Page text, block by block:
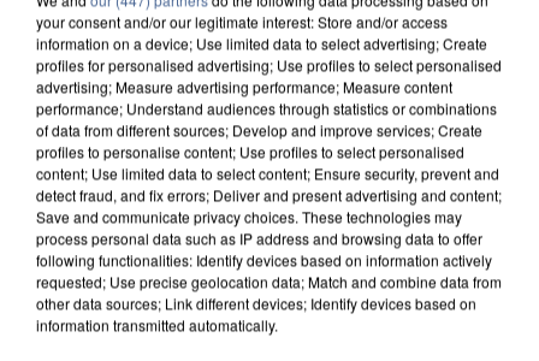
APRÈS TOUTES CES CANICULES, LES REFUGES
your consent and/or our legitimate interest: Store and/or access
information on a device; Use limited data to select advertising; Create
profiles for personalised advertising; Use profiles to select personalised
advertising; Measure advertising performance; Measure content
performance; Understand audiences through statistics or combinations
of data from different sources; Develop and improve services; Create
profiles to personalise content; Use profiles to select personalised
content; Use limited data to select content; Ensure security, prevent and
detect fraud, and fix errors; Deliver and present advertising and content;
Save and communicate privacy choices. These technologies may
process personal data such as IP address and browsing data to offer
following functionalities: Identify devices based on information actively
requested; Use precise geolocation data; Match and combine data from
other data sources; Link different devices; Identify devices based on
information transmitted automatically.